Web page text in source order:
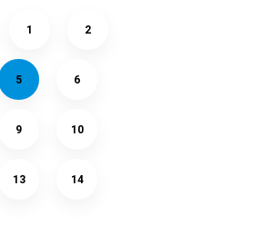
1 2
5 6
9 10
13 14